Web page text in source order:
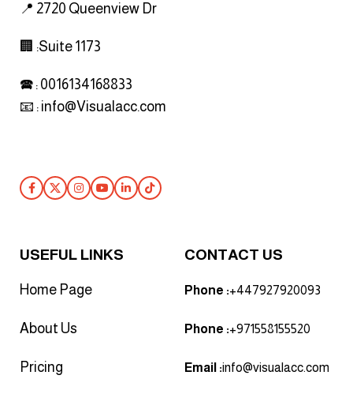
📍 2720 Queenview Dr
🏢 :Suite 1173
🕿 : 0016134168833
📧 : info@Visualacc.com
USEFUL LINKS
Home Page
About Us
Pricing
CONTACT US
Phone :+447927920093
Phone :+971558155520
Email :info@visualacc.com